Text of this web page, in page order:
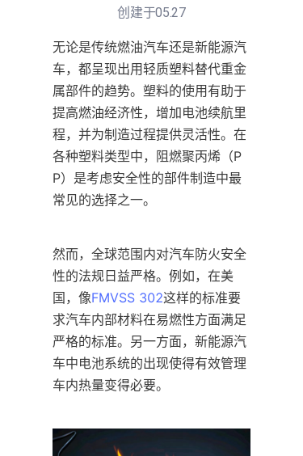
创建于05.27
无论是传统燃油汽车还是新能源汽
车，都呈现出用轻质塑料替代重金
属部件的趋势。塑料的使用有助于
提高燃油经济性，增加电池续航里
程，并为制造过程提供灵活性。在
各种塑料类型中，阻燃聚丙烯（P
P）是考虑安全性的部件制造中最
常见的选择之一。
然而，全球范围内对汽车防火安全
性的法规日益严格。例如，在美
国，像FMVSS 302这样的标准要
求汽车内部材料在易燃性方面满足
严格的标准。另一方面，新能源汽
车中电池系统的出现使得有效管理
车内热量变得必要。